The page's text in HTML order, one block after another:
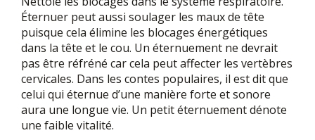
Éternuer peut aussi soulager les maux de tête
puisque cela élimine les blocages énergétiques
dans la tête et le cou. Un éternuement ne devrait
pas être réfréné car cela peut affecter les vertèbres
cervicales. Dans les contes populaires, il est dit que
celui qui éternue d’une manière forte et sonore
aura une longue vie. Un petit éternuement dénote
une faible vitalité.